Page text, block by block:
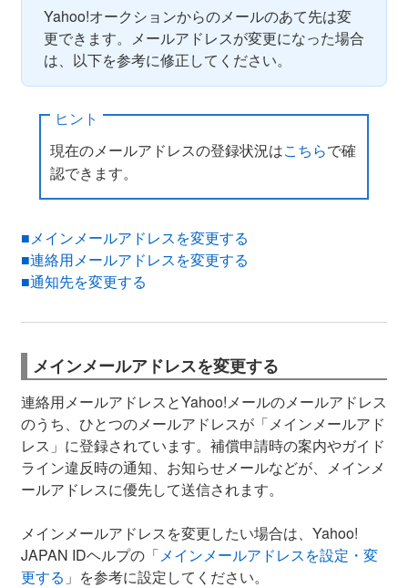
Yahoo!オークションからのメールのあて先は変
更できます。メールアドレスが変更になった場合
は、以下を参考に修正してください。
ヒント
現在のメールアドレスの登録状況はこちらで確
認できます。
■メインメールアドレスを変更する
■連絡用メールアドレスを変更する
■通知先を変更する
メインメールアドレスを変更する
連絡用メールアドレスとYahoo!メールのメールアドレス
のうち、ひとつのメールアドレスが「メインメールアド
レス」に登録されています。補償申請時の案内やガイド
ライン違反時の通知、お知らせメールなどが、メインメ
ールアドレスに優先して送信されます。
メインメールアドレスを変更したい場合は、Yahoo!
JAPAN IDヘルプの「メインメールアドレスを設定・変
更する 」を参考に設定してください。